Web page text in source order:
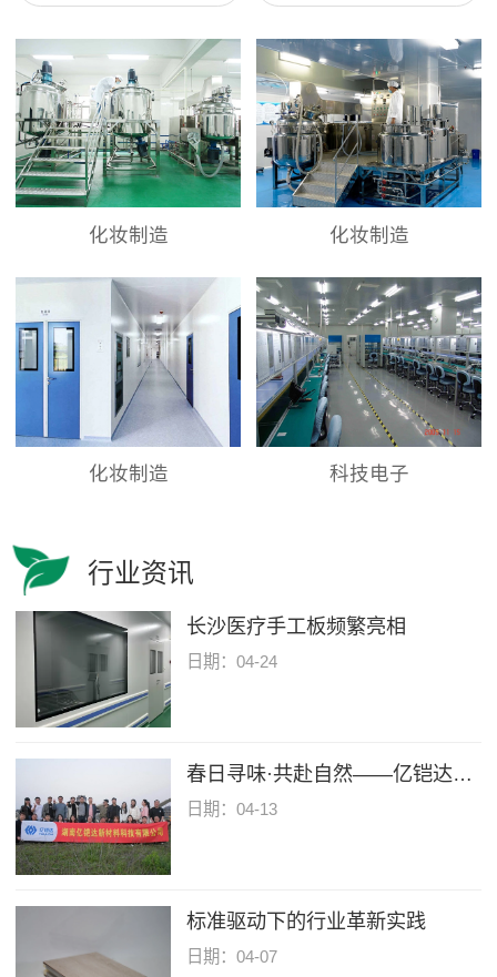
化妆制造 化妆制造
化妆制造 科技电子
行业资讯
长沙医疗手工板频繁亮相
日期：04-24
春日寻味·共赴自然——亿铠达2025春季户外全记录
日期：04-13
标准驱动下的行业革新实践
日期：04-07